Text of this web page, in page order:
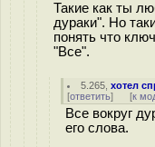
Такие как ты
дураки". Но
понять что
"Все".
5.265 ,хотел
[ответить] [к
Все вокруг
его слова.